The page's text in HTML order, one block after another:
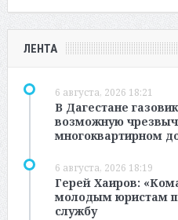
ЛЕНТА
6 августа, 2026 18:21
В Дагестане
возможную
многоквартирном
6 августа, 2026 18:19
Герей Хаиров:
молодым юристам
службу